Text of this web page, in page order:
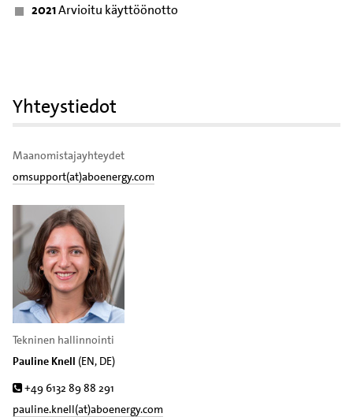
2021Arvioitu käyttöönotto
Yhteystiedot
Maanomistajayhteydet
omsupport(at)aboenergy.com
Tekninen hallinnointi
Pauline Knell (EN, DE)
Puh.
+49 6132 89 88 291
pauline.knell(at)aboenergy.com